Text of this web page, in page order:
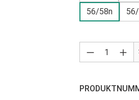
56/58n
Produkt